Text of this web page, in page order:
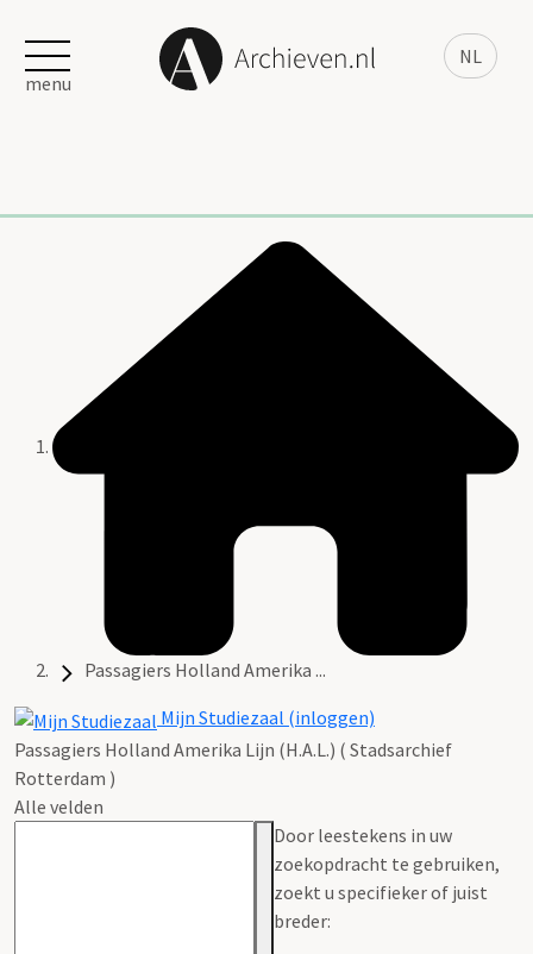
NL
menu
Passagiers Holland Amerika ...
Mijn Studiezaal (inloggen)
Passagiers Holland Amerika Lijn (H.A.L.) ( Stadsarchief
Rotterdam )
Alle velden
Door leestekens in uw
zoekopdracht te gebruiken,
zoekt u specifieker of juist
breder: